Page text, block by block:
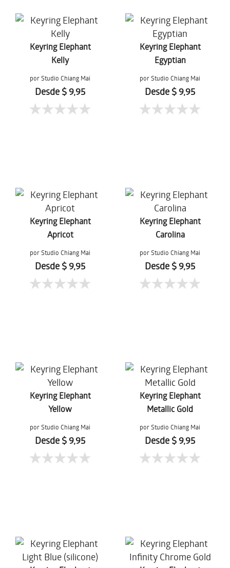
Keyring Elephant
Kelly
por Studio Chiang Mai
Desde $ 9,95
Keyring Elephant
Egyptian
por Studio Chiang Mai
Desde $ 9,95
Keyring Elephant
Apricot
por Studio Chiang Mai
Desde $ 9,95
Keyring Elephant
Carolina
por Studio Chiang Mai
Desde $ 9,95
Keyring Elephant
Yellow
por Studio Chiang Mai
Desde $ 9,95
Keyring Elephant
Metallic Gold
por Studio Chiang Mai
Desde $ 9,95